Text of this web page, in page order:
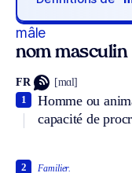
mâle
nom masculin
FR [mɑl]
Homme ou
capacité de
1
Familier.
2